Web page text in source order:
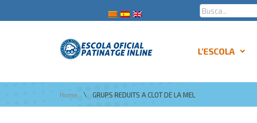
L’ESCOLA
Home \ GRUPS REDUITS A CLOT DE LA MEL